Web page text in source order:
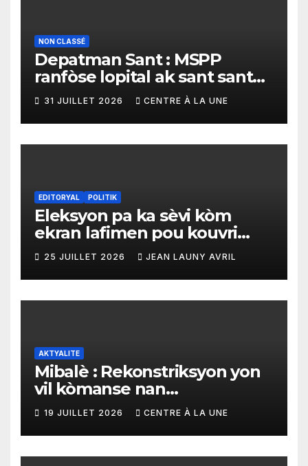
NON CLASSÉ
Depatman Sant : MSPP
ranfòse lopital ak sant sante
yo ak yon enpòtan kagezon
materyèl medikal
31 JUILLET 2026 CENTRE À LA UNE
EDITORYAL POLITIK
Eleksyon pa ka sèvi kòm
ekran lafimen pou kouvri
echèk tranzisyon an
25 JUILLET 2026 JEAN LAUNY AVRIL
AKTYALITE
Mibalè : Rekonstriksyon yon
vil kòmanse nan
rekonstriksyon lespri moun
yo
19 JUILLET 2026 CENTRE À LA UNE